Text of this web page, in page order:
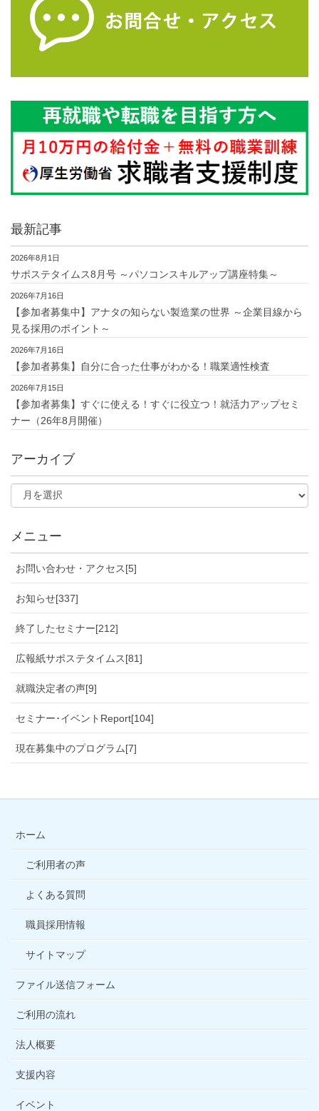
最新記事
2026年8月1日
サポステタイムス8月号 ～パソコンスキルアップ講座特集～
2026年7月16日
【参加者募集中】アナタの知らない製造業の世界 ～企業目線から
見る採用のポイント～
2026年7月16日
【参加者募集】自分に合った仕事がわかる！職業適性検査
2026年7月15日
【参加者募集】すぐに使える！すぐに役立つ！就活力アップセミ
ナー（26年8月開催）
アーカイブ
メニュー
お問い合わせ・アクセス[5]
お知らせ[337]
終了したセミナー[212]
広報紙サポステタイムス[81]
就職決定者の声[9]
セミナー･イベントReport[104]
現在募集中のプログラム[7]
ホーム
ご利用者の声
よくある質問
職員採用情報
サイトマップ
ファイル送信フォーム
ご利用の流れ
法人概要
支援内容
イベント